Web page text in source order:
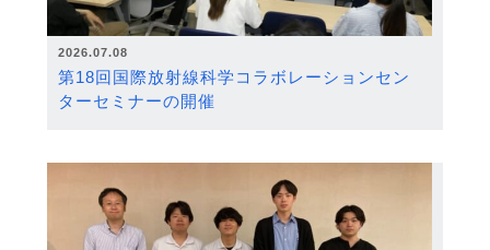
2026.07.08
第18回国際放射線科学コラボレーションセン
ターセミナーの開催